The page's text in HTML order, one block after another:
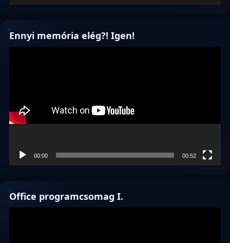
Ennyi memória elég?! Igen!
00:00 00:52
Office programcsomag I.